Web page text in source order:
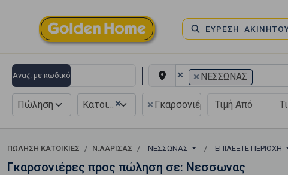
ΕΥΡΕΣΗ
Αναζ. με κωδικό × × ΝΕΣΣΩΝΑΣ
Πώληση ×
Κατοικία × Γκαρσονιέρα
ΠΏΛΗΣΗ ΚΑΤΟΙΚΊΕΣ Ν.ΛΑΡΙΣΑΣ ΝΕΣΣΩΝΑΣ ΕΠΙΛΈΞΤΕ ΠΕΡΙΟΧΉ
Γκαρσονιέρες προς πώληση σε: Νεσσωνας